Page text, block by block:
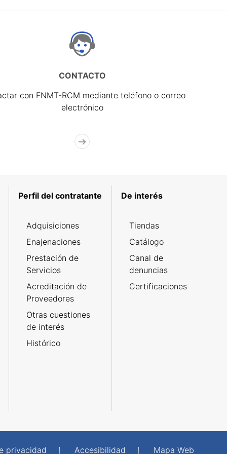
CONTACTO
con FNMT-RCM mediante teléfono o correo
electrónico
Perfil del contratante
Adquisiciones
Enajenaciones
Prestación de
Servicios
Acreditación de
Proveedores
Otras cuestiones
de interés
Histórico
De interés
Tiendas
Catálogo
Canal de
denuncias
Certificaciones
privacidad Accesibilidad Mapa Web